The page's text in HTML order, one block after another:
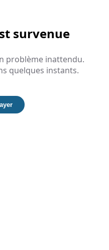
survenue
problème inattendu.
quelques instants.